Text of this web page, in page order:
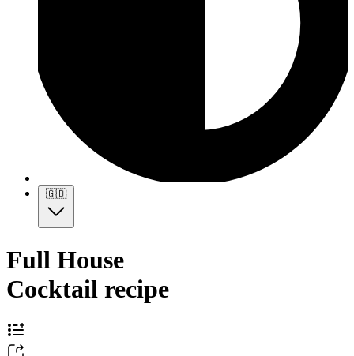
🇬🇧
Full House
Cocktail recipe